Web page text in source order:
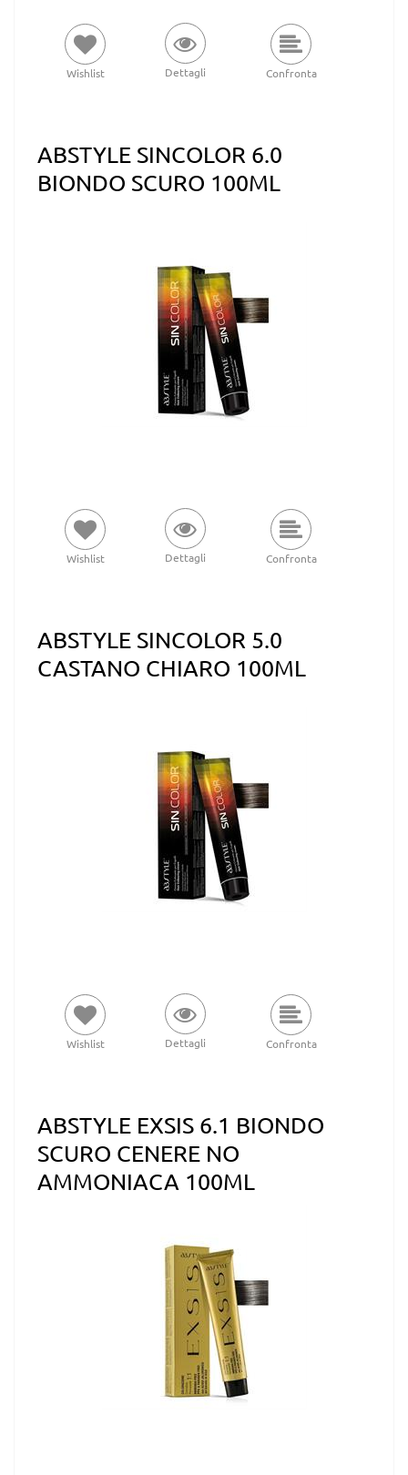
Wishlist Dettagli Confronta
ABSTYLE SINCOLOR 6.0
BIONDO SCURO 100ML
Wishlist Dettagli Confronta
ABSTYLE SINCOLOR 5.0
CASTANO CHIARO 100ML
Wishlist Dettagli Confronta
ABSTYLE EXSIS 6.1 BIONDO
SCURO CENERE NO
AMMONIACA 100ML